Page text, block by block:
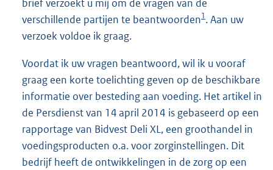
brief verzoekt u mij om de vragen van de
verschillende partijen te beantwoorden1. Aan uw
verzoek voldoe ik graag.
Voordat ik uw vragen beantwoord, wil ik u vooraf
graag een korte toelichting geven op de beschikbare
informatie over besteding aan voeding. Het artikel in
de Persdienst van 14 april 2014 is gebaseerd op een
rapportage van Bidvest Deli XL, een groothandel in
voedingsproducten o.a. voor zorginstellingen. Dit
bedrijf heeft de ontwikkelingen in de zorg op een